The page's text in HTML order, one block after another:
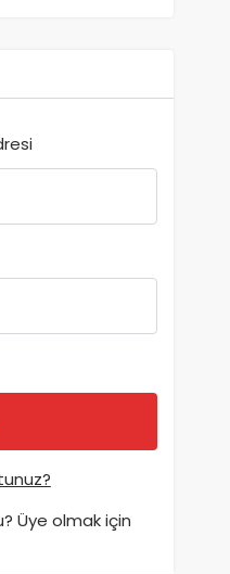
Üye olmak için